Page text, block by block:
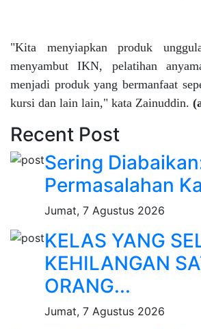
"Kita menyiapkan produk
menyambut IKN, pelatihan
menjadi produk yang bermanfaat
kursi dan lain lain," kata Zainuddin.
Recent Post
Sering
Permasalahan
Jumat, 7 Agustus 2026
KELAS YANG
KEHILANGAN
ORANG...
Jumat, 7 Agustus 2026